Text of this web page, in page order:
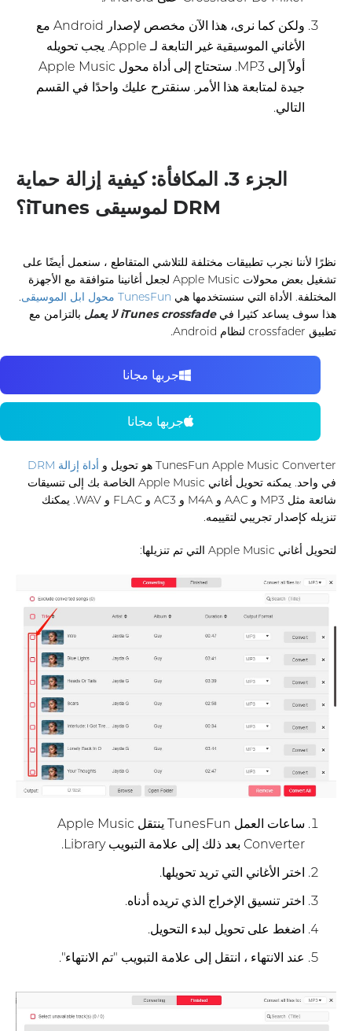
ولكن كما نرى، هذا الآن مخصص لإصدار Android مع
الأغاني الموسيقية غير التابعة لـ Apple. يجب تحويله
أولاً إلى MP3. ستحتاج إلى أداة محول Apple Music
جيدة لمتابعة هذا الأمر. سنقترح عليك واحدًا في القسم
التالي.
الجزء 3. المكافأة: كيفية إزالة حماية
DRM لموسيقى iTunes؟
نظرًا لأننا نجرب تطبيقات مختلفة للتلاشي المتقاطع ، سنعمل أيضًا على
تشغيل بعض محولات Apple Music لجعل أغانينا متوافقة مع الأجهزة
المختلفة. الأداة التي سنستخدمها هي TunesFun محول ابل الموسيقى
.
هذا سوف يساعد كثيرا فيiTunes crossfade لا يعمل
بالتزامن مع
تطبيق crossfader لنظام Android.
جربها مجانا
جربها مجانا
TunesFun Apple Music Converter هو تحويل و
أداة إزالة DRM
في واحد. يمكنه تحويل أغاني Apple Music الخاصة بك إلى تنسيقات
شائعة مثل MP3 و AAC و M4A و AC3 و FLAC و WAV. يمكنك
تنزيله كإصدار تجريبي لتقييمه.
لتحويل أغاني Apple Music التي تم تنزيلها:
ساعات العمل TunesFun ينتقل Apple Music
Converter بعد ذلك إلى علامة التبويب Library.
اختر الأغاني التي تريد تحويلها.
اختر تنسيق الإخراج الذي تريده أدناه.
اضغط على تحويل لبدء التحويل.
عند الانتهاء ، انتقل إلى علامة التبويب "تم الانتهاء".